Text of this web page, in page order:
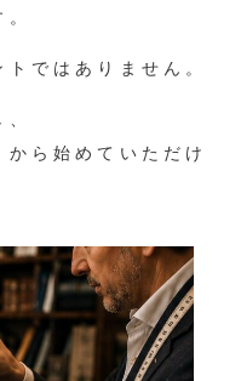
ではありません。
ら始めていただけ